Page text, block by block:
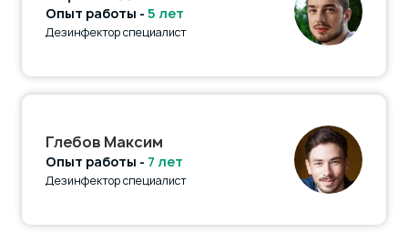
Опыт работы - 5 лет
Дезинфектор специалист
Глебов Максим
Опыт работы - 7 лет
Дезинфектор специалист